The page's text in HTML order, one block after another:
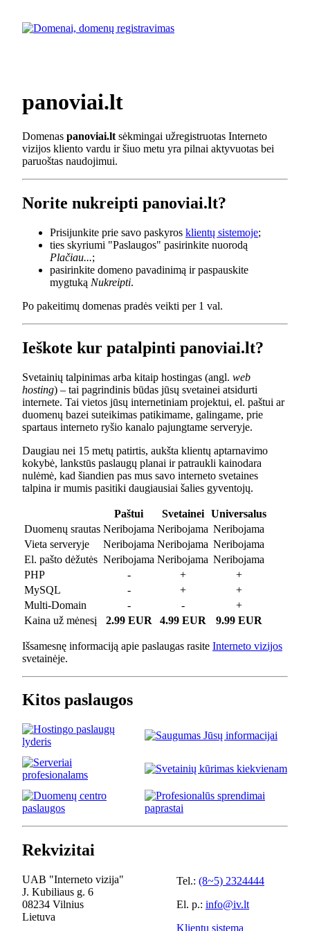
panoviai.lt
Domenas panoviai.lt sėkmingai užregistruotas Interneto
vizijos kliento vardu ir šiuo metu yra pilnai aktyvuotas bei
paruoštas naudojimui.
Norite nukreipti panoviai.lt?
Prisijunkite prie savo paskyros klientų sistemoje;
ties skyriumi "Paslaugos" pasirinkite nuorodą
Plačiau...;
pasirinkite domeno pavadinimą ir paspauskite
mygtuką Nukreipti.
Po pakeitimų domenas pradės veikti per 1 val.
Ieškote kur patalpinti panoviai.lt?
Svetainių talpinimas arba kitaip hostingas (angl. web
hosting) – tai pagrindinis būdas jūsų svetainei atsidurti
internete. Tai vietos jūsų internetiniam projektui, el. paštui ar
duomenų bazei suteikimas patikimame, galingame, prie
spartaus interneto ryšio kanalo pajungtame serveryje.
Daugiau nei 15 metų patirtis, aukšta klientų aptarnavimo
kokybė, lankstūs paslaugų planai ir patraukli kainodara
nulėmė, kad šiandien pas mus savo interneto svetaines
talpina ir mumis pasitiki daugiausiai šalies gyventojų.
Paštui Svetainei
Universalus
Duomenų srautas Neribojama Neribojama Neribojama
Vieta serveryje
Neribojama Neribojama Neribojama
El. pašto dėžutės Neribojama Neribojama Neribojama
PHP
- +
+
MySQL
- +
+
Multi-Domain
- -
+
Kaina už mėnesį
2.99 EUR 4.99 EUR 9.99 EUR
Išsamesnę informaciją apie paslaugas rasite Interneto vizijos
svetainėje.
Kitos paslaugos
Rekvizitai
UAB "Interneto vizija"
J. Kubiliaus g. 6
08234 Vilnius
Lietuva
Tel.: (8~5) 2324444
El. p.: info@iv.lt
Klientų sistema